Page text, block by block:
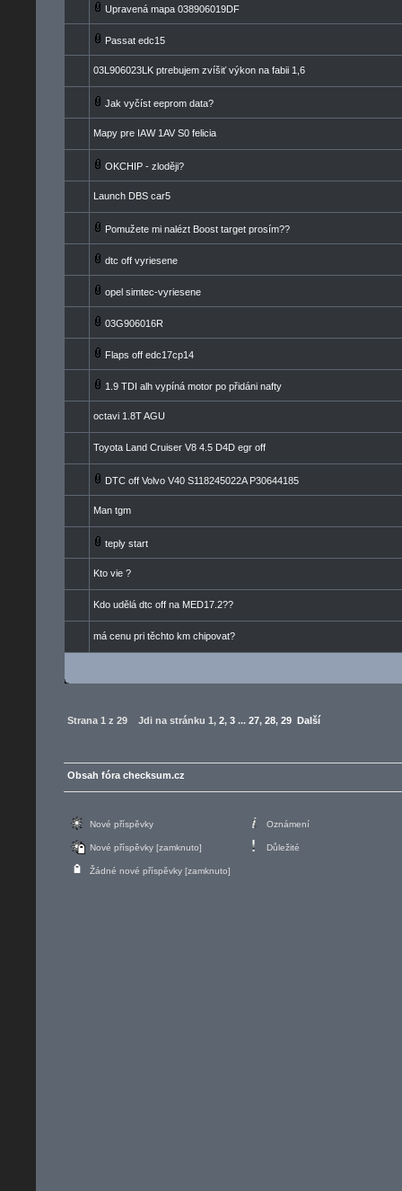
Upravená mapa 038906019DF
Passat edc15
03L906023LK ptrebujem zvíšiť výkon na fabii 1,6
Jak vyčíst eeprom data?
Mapy pre IAW 1AV S0 felicia
OKCHIP - zloději?
Launch DBS car5
Pomužete mi nalézt Boost target prosím??
dtc off vyriesene
opel simtec-vyriesene
03G906016R
Flaps off edc17cp14
1.9 TDI alh vypíná motor po přidáni nafty
octavi 1.8T AGU
Toyota Land Cruiser V8 4.5 D4D egr off
DTC off Volvo V40 S118245022A P30644185
Man tgm
teply start
Kto vie ?
Kdo udělá dtc off na MED17.2??
má cenu pri těchto km chipovat?
Strana 1 z 29 Jdi na stránku 1, 2, 3 ... 27, 28, 29 Další
Obsah fóra checksum.cz
Nové příspěvky Oznámení
Nové příspěvky [zamknuto] Důležité
Žádné nové příspěvky [zamknuto]